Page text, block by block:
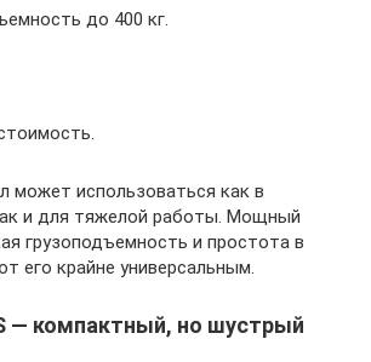
до 400 кг.
может использоваться как в
и для тяжелой работы. Мощный
грузоподъемность и простота в
его крайне универсальным.
— компактный, но шустрый